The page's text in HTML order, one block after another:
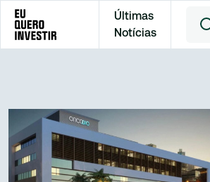
Últimas
Notícias
Home Cotações